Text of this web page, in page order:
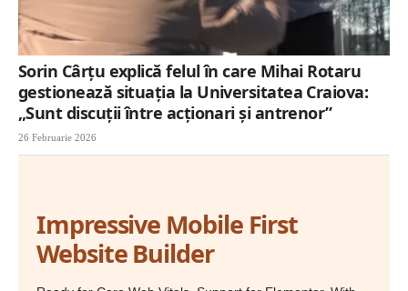
Sorin Cârțu explică felul în care Mihai Rotaru
gestionează situația la Universitatea Craiova:
„Sunt discuții între acționari și antrenor”
26 Februarie 2026
Impressive Mobile First
Website Builder